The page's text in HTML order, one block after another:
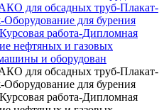
для обсадных труб-Плакат-
для бурения
работа-Дипломная
нефтяных и газовых
и оборудован
для обсадных труб-Плакат-
для бурения
работа-Дипломная